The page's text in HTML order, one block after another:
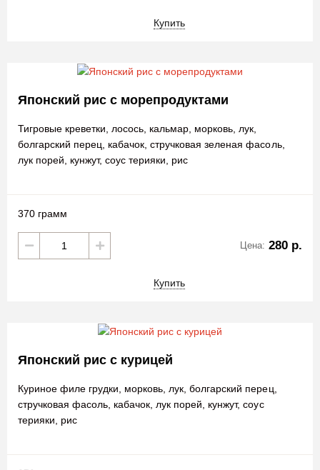
Купить
Японский рис с морепродуктами
Тигровые креветки, лосось, кальмар, морковь, лук,
болгарский перец, кабачок, стручковая зеленая фасоль,
лук порей, кунжут, соус терияки, рис
370 грамм
Цена: 280 р.
Купить
Японский рис с курицей
Куриное филе грудки, морковь, лук, болгарский перец,
стручковая фасоль, кабачок, лук порей, кунжут, соус
терияки, рис